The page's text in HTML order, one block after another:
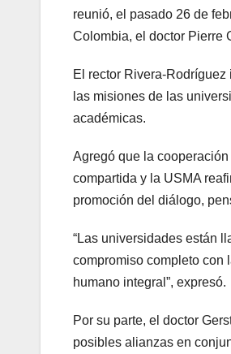
reunió, el pasado 26 de
Colombia, el doctor Pierre
El rector Rivera-
las misiones de las
académicas.
Agregó que la
compartida y la USMA
promoción del diálogo,
“Las universidades están
compromiso completo con
humano integral”, expresó.
Por su parte, el doctor
posibles alianzas en